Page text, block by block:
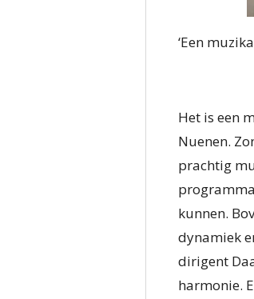
‘Een
Het is een
Nuenen.
prachtig
kunnen.
dynamiek
dirigent
harmonie.